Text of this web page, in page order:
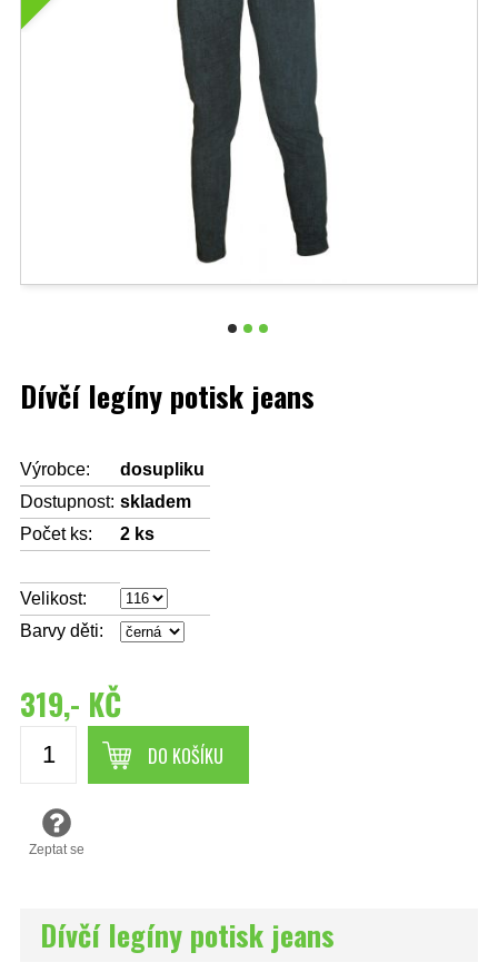
Dívčí legíny potisk jeans
Výrobce:
dosupliku
Dostupnost: skladem
Počet ks:
2 ks
Velikost:
Barvy děti:
319,- KČ
DO KOŠÍKU
Zeptat se
Dívčí legíny potisk jeans